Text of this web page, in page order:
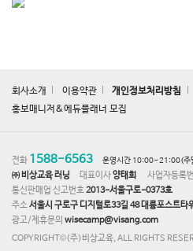
회사소개 이용약관 개인정보처리방침
홍보매니저&에듀플래너 모집
전화 1588-6563
운영시간 10:00~21:00(주
㈜ 비상교육 러닝
대표이사양태회 사업자등록
통신판매업 신고번호2013-서울구로-0373호
주소서울시 구로구 디지털로33길 48 대륭포스트타
광고/제휴문의 wisecamp@visang.com
COPYRIGHT©(주)비상교육, ALL RIGHTS